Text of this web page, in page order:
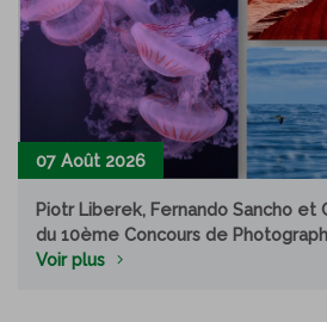
07 Août 2026
Piotr Liberek, Fernando Sancho et
du 10ème Concours de
Voir plus